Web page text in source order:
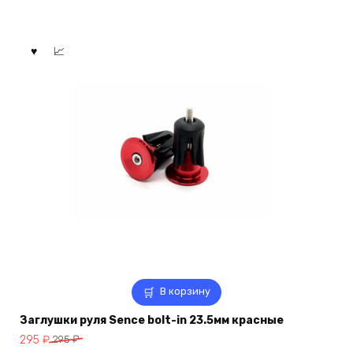
В корзину
Заглушки руля Sence bolt-in 23.5мм красные
295₽
Первоначальная
295 ₽
Текущая